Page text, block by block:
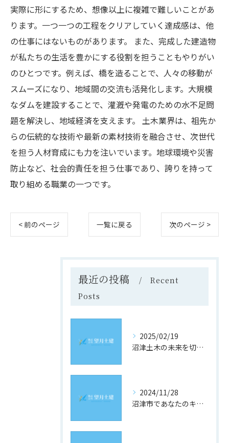
実際に形にするため、想像以上に複雑で難しいことがあ
ります。一つ一つの工程をクリアしていく達成感は、他
の仕事にはないものがあります。 また、完成した建造物
が私たちの生活を豊かにする役割を担うこともやりがい
のひとつです。例えば、橋を造ることで、人々の移動が
スムーズになり、地域間の交流も活発化します。大規模
なダムを建設することで、灌漑や発電のための水不足問
題を解決し、地域経済を支えます。 土木業界は、祖先か
らの伝統的な技術や最新の素材技術を融合させ、次世代
を担う人材育成にも力を注いでいます。地球環境や災害
防止など、社会的責任を担う仕事であり、誇りを持って
取り組める職業の一つです。
< 前のページ 一覧に戻る 次のページ >
最近の投稿
Recent
Posts
2025/02/19
沼津土木の未来を切り開く！静岡県沼津市での求人情報と採用のヒント
2024/11/28
沼津市であなたのキャリアを築く！土木業界の最新求人情報をチェック